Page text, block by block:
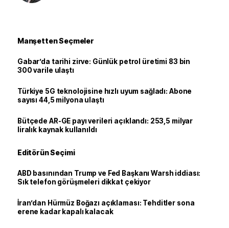
Manşetten Seçmeler
Gabar’da tarihi zirve: Günlük petrol üretimi 83 bin
300 varile ulaştı
Türkiye 5G teknolojisine hızlı uyum sağladı: Abone
sayısı 44,5 milyona ulaştı
Bütçede AR-GE payı verileri açıklandı: 253,5 milyar
liralık kaynak kullanıldı
Editörün Seçimi
ABD basınından Trump ve Fed Başkanı Warsh iddiası:
Sık telefon görüşmeleri dikkat çekiyor
İran’dan Hürmüz Boğazı açıklaması: Tehditler sona
erene kadar kapalı kalacak